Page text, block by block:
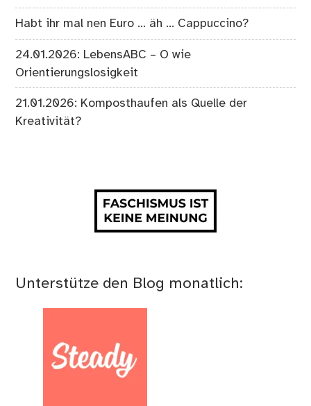
Habt ihr mal nen Euro … äh … Cappuccino?
24.01.2026: LebensABC – O wie
Orientierungslosigkeit
21.01.2026: Komposthaufen als Quelle der
Kreativität?
Unterstütze den Blog monatlich: